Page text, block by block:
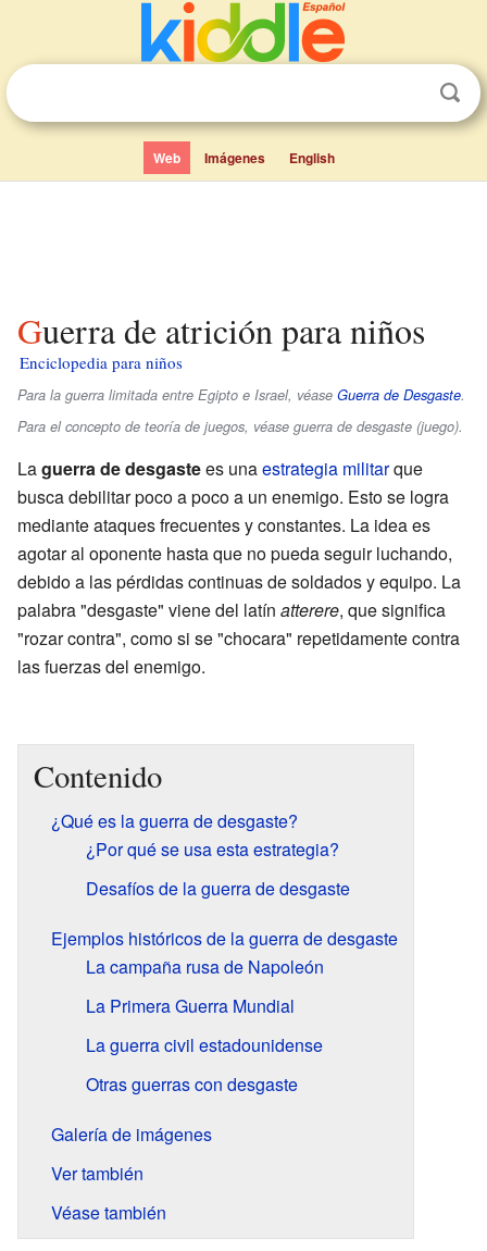
Web Imágenes English
Guerra de atrición para niños
Enciclopedia para niños
Para la guerra limitada entre Egipto e Israel, véase Guerra de Desgaste.
Para el concepto de teoría de juegos, véase guerra de desgaste (juego).
Laguerra de desgastees unaestrategia militarque
busca debilitar poco a poco a un enemigo. Esto se logra
mediante ataques frecuentes y constantes. La idea es
agotar al oponente hasta que no pueda seguir luchando,
debido a las pérdidas continuas de soldados y equipo. La
palabra "desgaste" viene del latín atterere, que significa
"rozar contra", como si se "chocara" repetidamente contra
las fuerzas del enemigo.
Contenido
¿Qué es la guerra de desgaste?
¿Por qué se usa esta estrategia?
Desafíos de la guerra de desgaste
Ejemplos históricos de la guerra de desgaste
La campaña rusa de Napoleón
La Primera Guerra Mundial
La guerra civil estadounidense
Otras guerras con desgaste
Galería de imágenes
Ver también
Véase también